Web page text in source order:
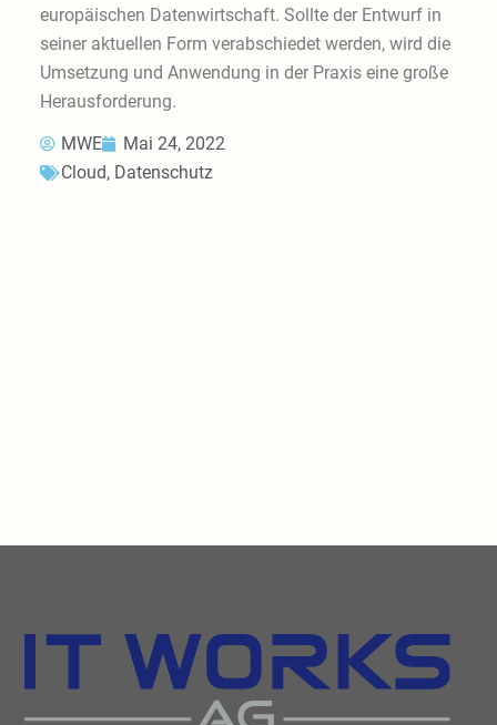
europäischen Datenwirtschaft. Sollte der Entwurf in
seiner aktuellen Form verabschiedet werden, wird die
Umsetzung und Anwendung in der Praxis eine große
Herausforderung.
MWE
Mai 24, 2022
Cloud, Datenschutz